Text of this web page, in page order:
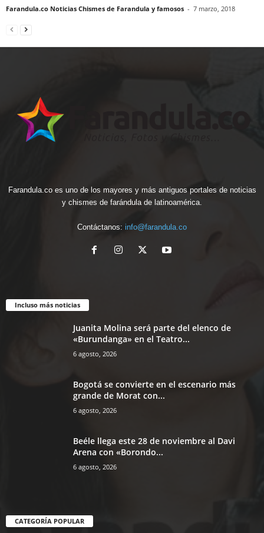
Farandula.co Noticias Chismes de Farandula y famosos - 7 marzo, 2018
Farandula.co es uno de los mayores y más antiguos portales de noticias
y chismes de farándula de latinoamérica.
Contáctanos: info@farandula.co
Incluso más noticias
Juanita Molina será parte del elenco de
«Burundanga» en el Teatro...
6 agosto, 2026
Bogotá se convierte en el escenario más
grande de Morat con...
6 agosto, 2026
Beéle llega este 28 de noviembre al Davi
Arena con «Borondo...
6 agosto, 2026
CATEGORÍA POPULAR